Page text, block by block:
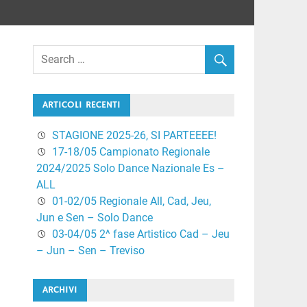
ARTICOLI RECENTI
STAGIONE 2025-26, SI PARTEEEE!
17-18/05 Campionato Regionale
2024/2025 Solo Dance Nazionale Es –
ALL
01-02/05 Regionale All, Cad, Jeu,
Jun e Sen – Solo Dance
03-04/05 2^ fase Artistico Cad – Jeu
– Jun – Sen – Treviso
ARCHIVI